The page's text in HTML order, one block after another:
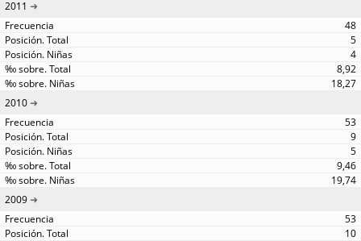
2011
48
5
4
8,92
18,27
2010
53
9
5
9,46
19,74
2009
53
10